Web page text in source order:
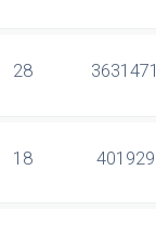
28 3631471
18 401929